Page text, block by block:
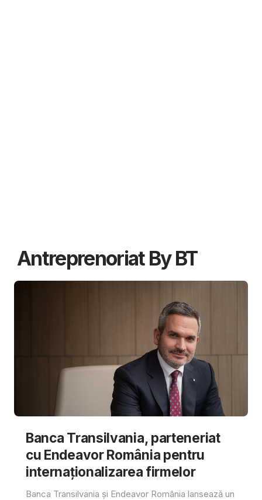
Antreprenoriat By BT
Banca Transilvania, parteneriat
cu Endeavor România pentru
internaționalizarea firmelor
Banca Transilvania și Endeavor România lansează un